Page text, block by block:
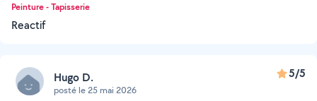
Peinture - Tapisserie
Reactif
Hugo D.
posté le 25 mai 2026
5/5